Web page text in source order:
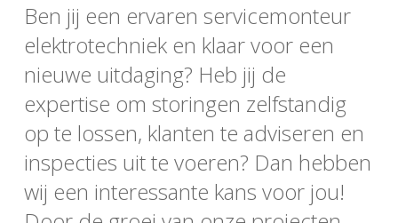
Ben jij een ervaren servicemonteur
elektrotechniek en klaar voor een
nieuwe uitdaging? Heb jij de
expertise om storingen zelfstandig
op te lossen, klanten te adviseren en
inspecties uit te voeren? Dan hebben
wij een interessante kans voor jou!